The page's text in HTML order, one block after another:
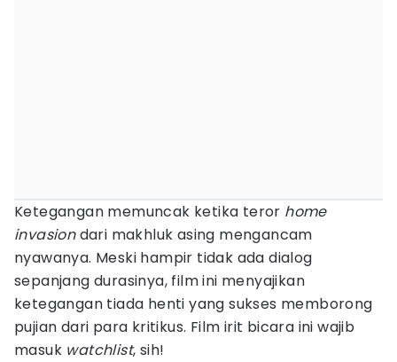
Ketegangan memuncak ketika teror home
invasiondari makhluk asing mengancam
nyawanya. Meski hampir tidak ada dialog
sepanjang durasinya, film ini menyajikan
ketegangan tiada henti yang sukses memborong
pujian dari para kritikus. Film irit bicara ini wajib
masuk watchlist, sih!